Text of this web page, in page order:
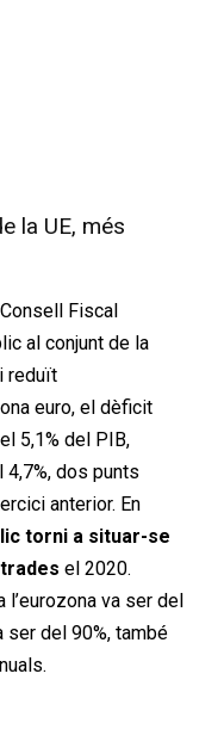
la UE, més
Fiscal
al conjunt de la
reduït
euro, el dèficit
5,1% del PIB,
4,7%, dos punts
anterior. En
torni a situar-se
el 2020.
l’eurozona va ser del
ser del 90%, també